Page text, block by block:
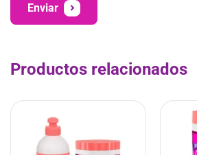
Enviar
Productos relacionados